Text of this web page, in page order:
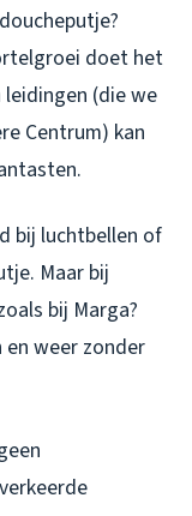
doet het
(die we
Centrum) kan
bij luchtbellen of
Maar bij
bij Marga?
en weer zonder